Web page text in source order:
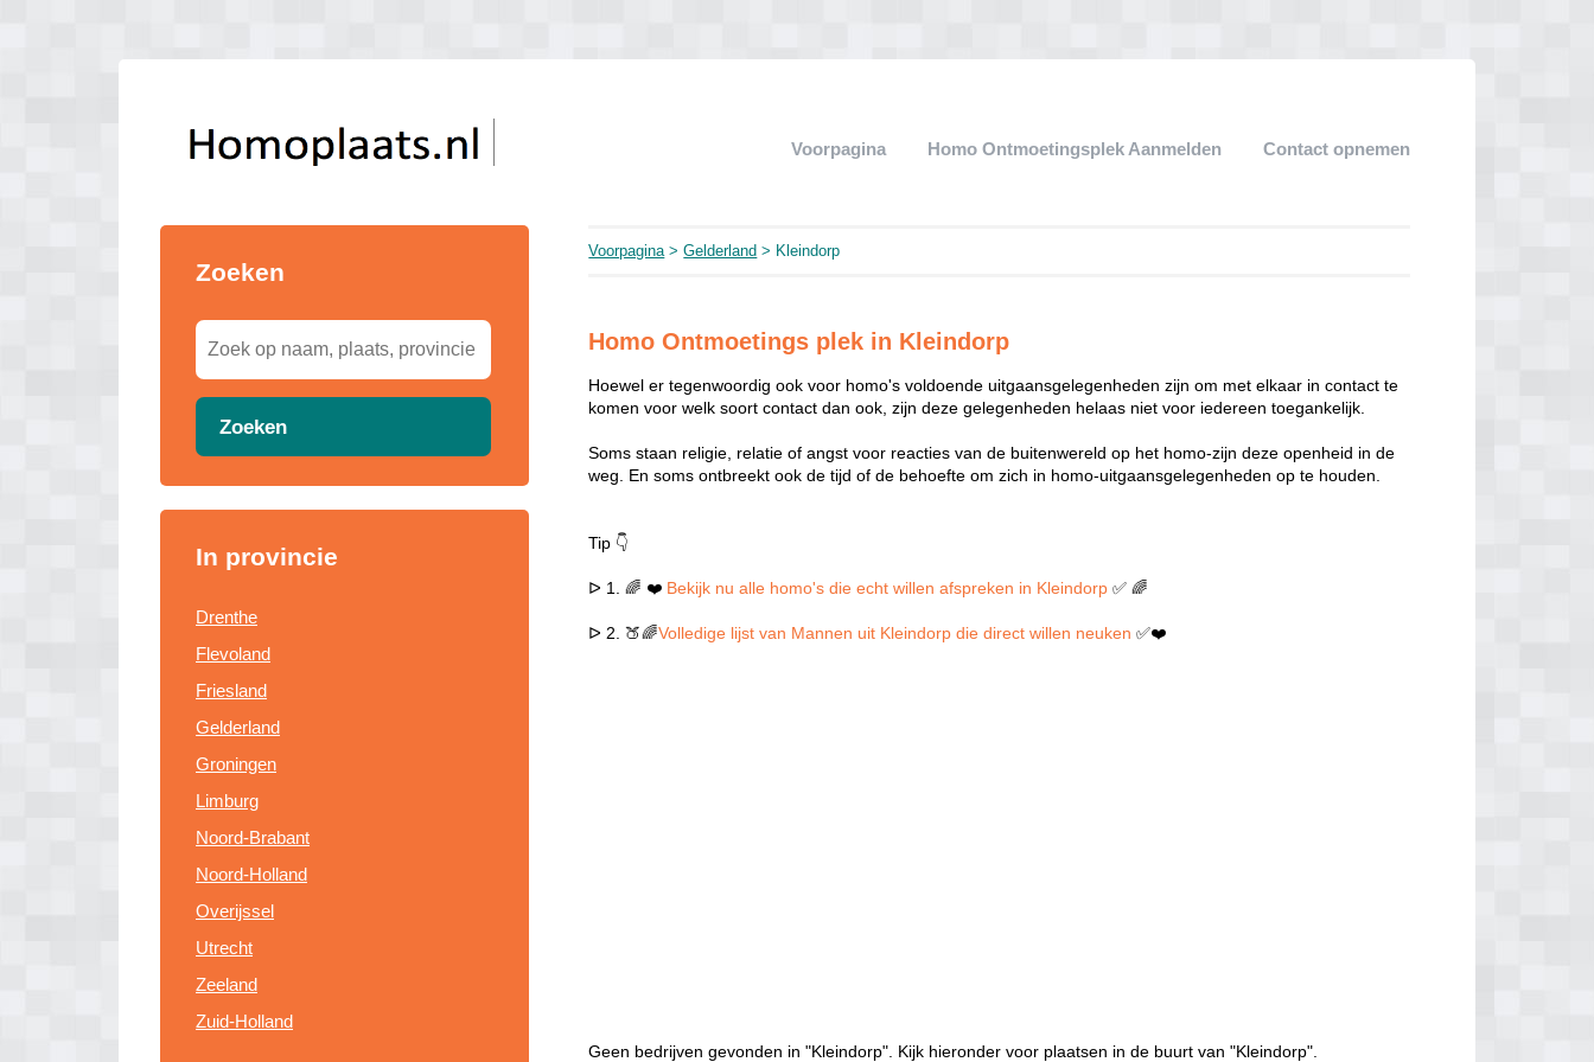
Voorpagina Homo Ontmoetingsplek Aanmelden Contact opnemen
Zoeken
Zoeken
In provincie
Drenthe
Flevoland
Friesland
Gelderland
Groningen
Limburg
Noord-Brabant
Noord-Holland
Overijssel
Utrecht
Zeeland
Zuid-Holland
Voorpagina>Gelderland > Kleindorp
Homo Ontmoetings plek in Kleindorp
Hoewel er tegenwoordig ook voor homo's voldoende uitgaansgelegenheden zijn om met elkaar in contact te
komen voor welk soort contact dan ook, zijn deze gelegenheden helaas niet voor iedereen toegankelijk.
Soms staan religie, relatie of angst voor reacties van de buitenwereld op het homo-zijn deze openheid in de
weg. En soms ontbreekt ook de tijd of de behoefte om zich in homo-uitgaansgelegenheden op te houden.
Tip 👇
ᐅ 1. 🌈 ❤️ Bekijk nu alle homo's die echt willen afspreken in Kleindorp ✅ 🌈
ᐅ 2. 🍑🌈Volledige lijst van Mannen uit Kleindorp die direct willen neuken✅❤️
Geen bedrijven gevonden in "Kleindorp". Kijk hieronder voor plaatsen in de buurt van "Kleindorp".